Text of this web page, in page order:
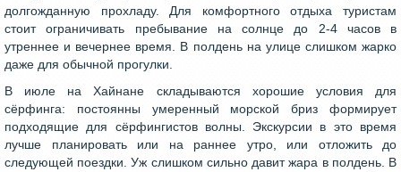
долгожданную прохладу. Для комфортного отдыха туристам
стоит ограничивать пребывание на солнце до 2-4 часов в
утреннее и вечернее время. В полдень на улице слишком жарко
даже для обычной прогулки.
В июле на Хайнане складываются хорошие условия для
сёрфинга: постоянны умеренный морской бриз формирует
подходящие для сёрфингистов волны. Экскурсии в это время
лучше планировать или на раннее утро, или отложить до
следующей поездки. Уж слишком сильно давит жара в полдень. В